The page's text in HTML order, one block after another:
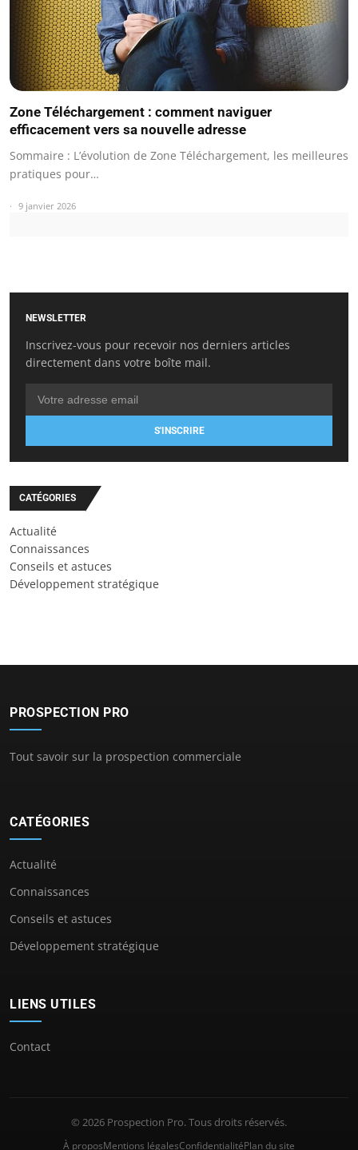
Zone Téléchargement : comment naviguer
efficacement vers sa nouvelle adresse
Sommaire : L’évolution de Zone Téléchargement, les meilleures
pratiques pour…
9 janvier 2026
NEWSLETTER
Inscrivez-vous pour recevoir nos derniers articles
directement dans votre boîte mail.
S'INSCRIRE
CATÉGORIES
Actualité
Connaissances
Conseils et astuces
Développement stratégique
PROSPECTION PRO
Tout savoir sur la prospection commerciale
CATÉGORIES
Actualité
Connaissances
Conseils et astuces
Développement stratégique
LIENS UTILES
Contact
© 2026 Prospection Pro. Tous droits réservés.
À proposMentions légalesConfidentialitéPlan du site